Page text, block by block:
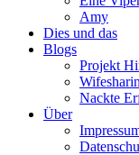
Amy
Dies und das
Blogs
Projekt
Nackte
Über